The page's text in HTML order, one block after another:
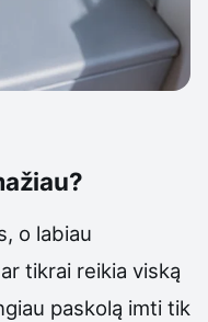
o labiau
tikrai reikia viską
paskolą imti tik